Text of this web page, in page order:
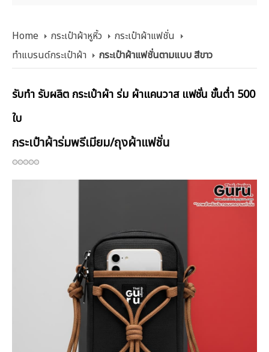
Home กระเป๋าผ้าหูหิ้ว
กระเป๋าผ้าแฟชั่น
ทำแบรนด์กระเป๋าผ้า
กระเป๋าผ้าแฟชั่นตามแบบ สีขาว
รับทำ รับผลิต กระเป๋าผ้า ร่ม ผ้าแคนวาส แฟชั่น ขั้นต่ำ 500
ใบ
กระเป๋าผ้าร่มพรีเมียม/ถุงผ้าแฟชั่น